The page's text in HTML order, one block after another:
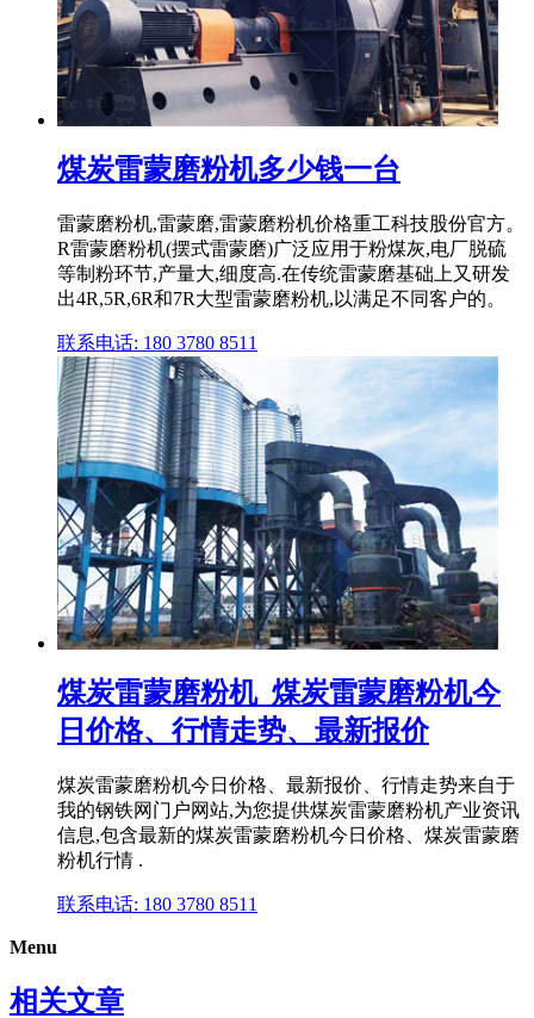
煤炭雷蒙磨粉机多少钱一台
雷蒙磨粉机,雷蒙磨,雷蒙磨粉机价格重工科技股份官方。
R雷蒙磨粉机(摆式雷蒙磨)广泛应用于粉煤灰,电厂脱硫
等制粉环节,产量大,细度高.在传统雷蒙磨基础上又研发
出4R,5R,6R和7R大型雷蒙磨粉机,以满足不同客户的。
联系电话: 180 3780 8511
煤炭雷蒙磨粉机_煤炭雷蒙磨粉机今
日价格、行情走势、最新报价
煤炭雷蒙磨粉机今日价格、最新报价、行情走势来自于
我的钢铁网门户网站,为您提供煤炭雷蒙磨粉机产业资讯
信息,包含最新的煤炭雷蒙磨粉机今日价格、煤炭雷蒙磨
粉机行情 .
联系电话: 180 3780 8511
Menu
相关文章